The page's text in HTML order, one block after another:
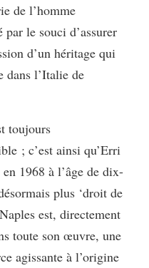
de l’homme
le souci d’assurer
d’un héritage qui
dans l’Italie de
toujours
; c’est ainsi qu’Erri
1968 à l’âge de dix-
plus ‘droit de
est, directement
toute son œuvre, une
agissante à l’origine